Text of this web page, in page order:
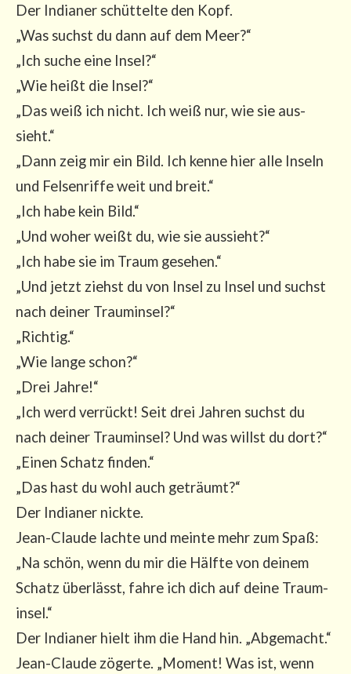
Der India­ner schüt­tel­te den Kopf.
„Was suchst du dann auf dem Meer?“
„Ich suche eine Insel?“
„Wie heißt die Insel?“
„Das weiß ich nicht. Ich weiß nur, wie sie aus­
sieht.“
„Dann zeig mir ein Bild. Ich ken­ne hier alle Inseln
und Fel­sen­rif­fe weit und breit.“
„Ich habe kein Bild.“
„Und woher weißt du, wie sie aus­sieht?“
„Ich habe sie im Traum gese­hen.“
„Und jetzt ziehst du von Insel zu Insel und suchst
nach dei­ner Traum­in­sel?“
„Rich­tig.“
„Wie lan­ge schon?“
„Drei Jah­re!“
„Ich werd ver­rückt! Seit drei Jah­ren suchst du
nach dei­ner Traum­in­sel? Und was willst du dort?“
„Einen Schatz fin­den.“
„Das hast du wohl auch geträumt?“
Der India­ner nick­te.
Jean-Clau­de lach­te und mein­te mehr zum Spaß:
„Na schön, wenn du mir die Hälf­te von dei­nem
Schatz über­lässt, fah­re ich dich auf dei­ne Traum­
in­sel.“
Der India­ner hielt ihm die Hand hin. „Abge­macht.“
Jean-Clau­de zöger­te. „Moment! Was ist, wenn